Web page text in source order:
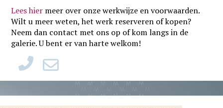
Lees hier meer over onze werkwijze en voorwaarden.
Wilt u meer weten, het werk reserveren of kopen?
Neem dan contact met ons op of kom langs in de
galerie. U bent er van harte welkom!